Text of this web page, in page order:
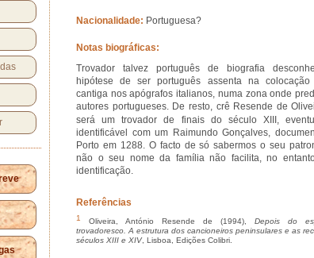
Nacionalidade: Portuguesa?
Notas biográficas:
Trovador talvez português de biografia
hipótese de ser português assenta na
cantiga nos apógrafos italianos, numa zona onde
autores portugueses. De resto, crê Resende de
será um trovador de finais do século XIII,
identificável com um Raimundo Gonçalves,
Porto em 1288. O facto de só sabermos o seu
não o seu nome da família não facilita, no
identificação.
Referências
1 Oliveira, António Resende de (1994), Depois do
trovadoresco. A estrutura dos cancioneiros peninsulares e as
séculos XIII e XIV, Lisboa, Edições Colibri.